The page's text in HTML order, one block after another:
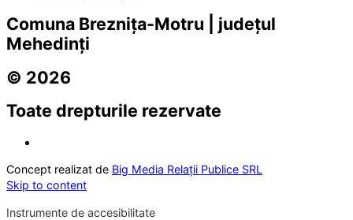
Comuna Breznița-Motru | județul
Mehedinți
© 2026
Toate drepturile rezervate
Concept realizat de Big Media Relații Publice SRL
Skip to content
Instrumente de accesibilitate